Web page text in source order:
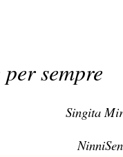
sempre
Singita